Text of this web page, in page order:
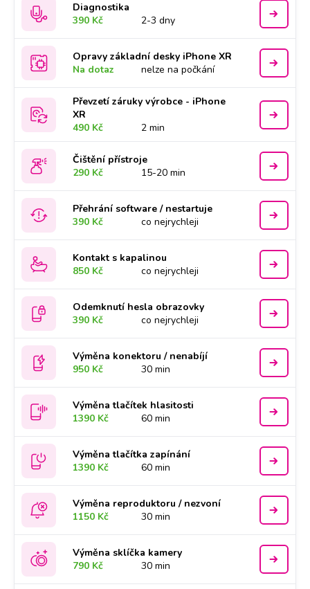
Diagnostika
390 Kč
2-3 dny
Opravy základní desky iPhone XR
Na dotaz
nelze na počkání
Převzetí záruky výrobce - iPhone
XR
490 Kč
2 min
Čištění přístroje
290 Kč
15-20 min
Přehrání software / nestartuje
390 Kč
co nejrychleji
Kontakt s kapalinou
850 Kč
co nejrychleji
Odemknutí hesla obrazovky
390 Kč
co nejrychleji
Výměna konektoru / nenabíjí
950 Kč
30 min
Výměna tlačítek hlasitosti
1390 Kč
60 min
Výměna tlačítka zapínání
1390 Kč
60 min
Výměna reproduktoru / nezvoní
1150 Kč
30 min
Výměna sklíčka kamery
790 Kč
30 min